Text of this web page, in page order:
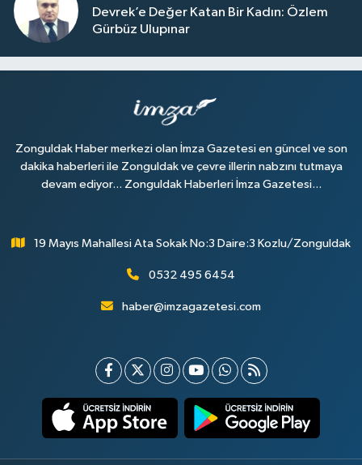
Devrek’e Değer Katan Bir Kadın: Özlem
Gürbüz Ulupınar
Zonguldak Haber merkezi olan İmza Gazetesi en güncel ve son
dakika haberleri ile Zonguldak ve çevre illerin nabzını tutmaya
devam ediyor... Zonguldak Haberleri İmza Gazetesi...
19 Mayıs Mahallesi Ata Sokak No:3 Daire:3 Kozlu/Zonguldak
0532 495 6454
haber@imzagazetesi.com